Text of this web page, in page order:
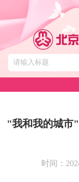
"我和我的城市
时间：